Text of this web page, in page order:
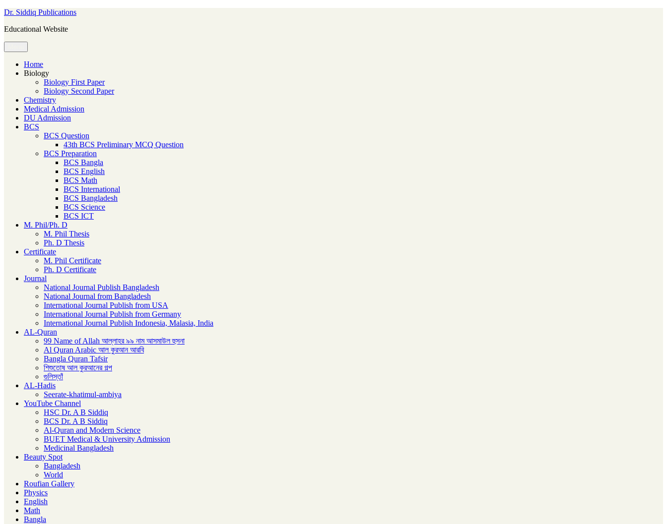
Skip
content
Dr. Siddiq Publications
Educational Website
Home
Biology
Biology First Paper
Biology Second Paper
Chemistry
Medical Admission
DU Admission
BCS
BCS Question
43th BCS Preliminary MCQ Question
BCS Preparation
BCS Bangla
BCS English
BCS Math
BCS International
BCS Bangladesh
BCS Science
BCS ICT
M. Phil/Ph. D
M. Phil Thesis
Ph. D Thesis
Certificate
M. Phil Certificate
Ph. D Certificate
Journal
National Journal Publish Bangladesh
National Journal from Bangladesh
International Journal Publish from USA
International Journal Publish from Germany
International Journal Publish Indonesia, Malasia, India
AL-Quran
99 Name of Allah আল্লাহর ৯৯ নাম আসমাউল হুসনা
Al Quran Arabic আল কুরআন আরবি
Bangla Quran Tafsir
শিশুতোষ আল কুরআনের গল্প
গুলিস্তাঁ
AL-Hadis
Seerate-khatimul-ambiya
YouTube Channel
HSC Dr. A B Siddiq
BCS Dr. A B Siddiq
Al-Quran and Modern Science
BUET Medical & University Admission
Medicinal Bangladesh
Beauty Spot
Bangladesh
World
Roufian Gallery
Physics
English
Math
Bangla